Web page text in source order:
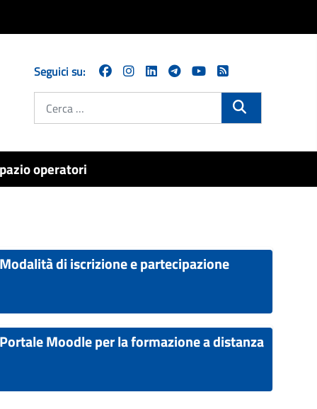
Seguici su:
Cerca
operatori
Modalità di iscrizione e partecipazione
Portale Moodle per la formazione a distanza